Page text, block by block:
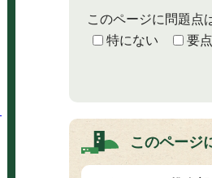
このページに問題点
特にない
要
このページ